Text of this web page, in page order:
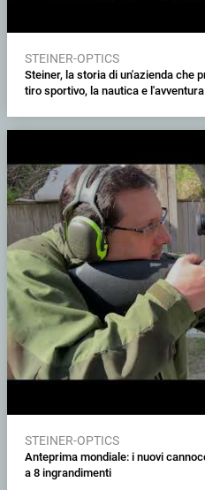
STEINER-OPTICS
Steiner, la storia di un'azienda che
tiro sportivo, la nautica e l'avventura
STEINER-OPTICS
Anteprima mondiale: i nuovi
a 8 ingrandimenti